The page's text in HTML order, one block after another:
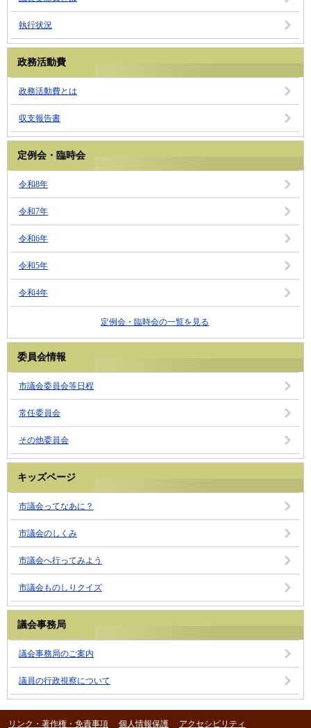
執行状況
政務活動費
政務活動費とは
収支報告書
定例会・臨時会
令和8年
令和7年
令和6年
令和5年
令和4年
定例会・臨時会の一覧を見る
委員会情報
市議会委員会等日程
常任委員会
その他委員会
キッズページ
市議会ってなあに？
市議会のしくみ
市議会へ行ってみよう
市議会ものしりクイズ
議会事務局
議会事務局のご案内
議員の行政視察について
リンク・著作権・免責事項 個人情報保護 アクセシビリティ